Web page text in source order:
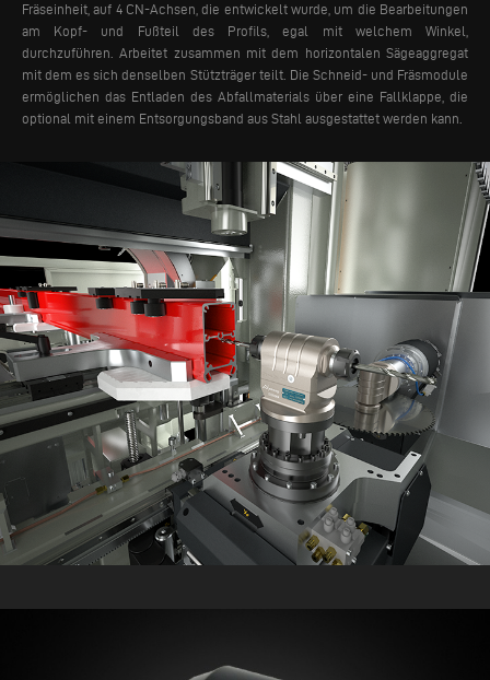
Fräseinheit, auf 4 CN-Achsen, die entwickelt wurde, um die Bearbeitungen
am Kopf- und Fußteil des Profils, egal mit welchem Winkel,
durchzuführen. Arbeitet zusammen mit dem horizontalen Sägeaggregat
mit dem es sich denselben Stützträger teilt. Die Schneid- und Fräsmodule
ermöglichen das Entladen des Abfallmaterials über eine Fallklappe, die
optional mit einem Entsorgungsband aus Stahl ausgestattet werden kann.